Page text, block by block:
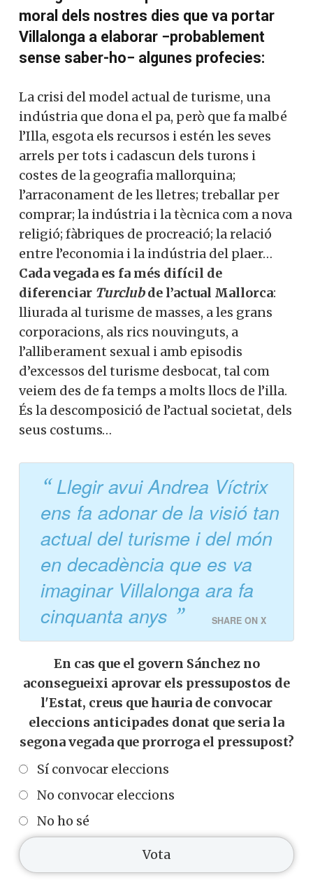
moral dels nostres dies que va portar
Villalonga a elaborar −probablement
sense saber-ho− algunes profecies:
La crisi del model actual de turisme, una
indústria que dona el pa, però que fa malbé
l’Illa, esgota els recursos i estén les seves
arrels per tots i cadascun dels turons i
costes de la geografia mallorquina;
l’arraconament de les lletres; treballar per
comprar; la indústria i la tècnica com a nova
religió; fàbriques de procreació; la relació
entre l’economia i la indústria del plaer…
Cada vegada es fa més difícil de
diferenciar Turclubde l’actual Mallorca:
lliurada al turisme de masses, a les grans
corporacions, als rics nouvinguts, a
l’alliberament sexual i amb episodis
d’excessos del turisme desbocat, tal com
veiem des de fa temps a molts llocs de l’illa.
És la descomposició de l’actual societat, dels
seus costums…
Llegir avui Andrea Víctrix
ens fa adonar de la visió tan
actual del turisme i del món
en decadència que es va
imaginar Villalonga ara fa
cinquanta anys
SHARE ON X
En cas que el govern Sánchez no
aconsegueixi aprovar els pressupostos de
l'Estat, creus que hauria de convocar
eleccions anticipades donat que seria la
segona vegada que prorroga el pressupost?
Sí convocar eleccions
No convocar eleccions
No ho sé